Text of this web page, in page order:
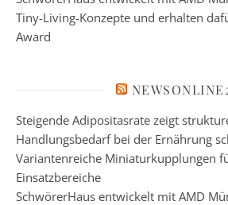
Tiny-Living-Konzepte und erhalten
Award
Steigende Adipositasrate zeigt
Handlungsbedarf bei der Ernährung
Variantenreiche Miniaturkupplungen
Einsatzbereiche
SchwörerHaus entwickelt mit AMD